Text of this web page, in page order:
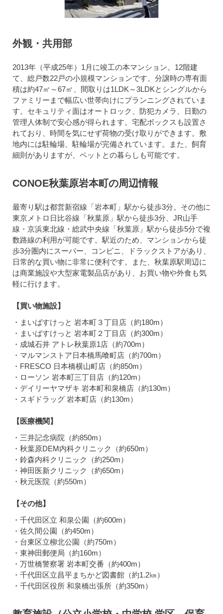
外観・共用部
2013年（平成25年）1月に竣工の本マンション。12階建
て、総戸数22戸の小規模マンションです。分譲時の専有面
積は約47㎡～67㎡、間取りは1LDK～3LDKとシングルから
ファミリーまで幅広い世帯向けにプランニングされていま
す。セキュリティ面はオートロック、防犯カメラ、日勤の
管理人体制で安心感が得られます。宅配ボックスも設置さ
れており、時間を気にせず荷物の受け取りができます。敷
地内には駐輪場、駐輪場が完備されています。また、飼育
細則がありますが、ペットとの暮らしも可能です。
CONOE秋葉原岩本町の周辺情報
最寄り駅は都営新宿線「岩本町」駅から徒歩3分。その他に
東京メトロ日比谷線「秋葉原」駅から徒歩3分、JR山手
線・京浜東北線・総武中央線「秋葉原」駅から徒歩5分で複
数路線の利用が可能です。駅近のため、マンションから徒
歩3分圏内にスーパー、コンビニ、ドラックストアがあり、
日常的な買い物に非常に便利です。また、秋葉原駅周辺に
は商業施設や大型家電製品店があり、お買い物や外食も気
軽に行けます。
【買い物施設】
・まいばすけっと 岩本町３丁目店（約180m）
・まいばすけっと 岩本町２丁目店（約300m）
・成城石井 アトレ秋葉原1店（約700m）
・マルマンストア日本橋馬喰町店（約700m）
・FRESCO 日本橋横山町店（約850m）
・ローソン 岩本町三丁目店（約120m）
・デイリーヤマザキ 岩本町和泉橋店（約130m）
・スギドラッグ 岩本町店（約130m）
【医療機関】
・三井記念病院（約850m）
・秋葉原DEM内科クリニック（約650m）
・鈴森内科クリニック（約250m）
・神田医新クリニック（約650m）
・秋元医院（約550m）
【その他】
・千代田区立 和泉公園（約600m）
・佐久間公園（約450m）
・台東区立柳北公園（約750m）
・東神田郵便局（約160m）
・万世橋警察署 岩本町交番（約400m）
・千代田区立昌平まちかど図書館（約1.2㎞）
・千代田区役所 和泉橋出張所（約350m）